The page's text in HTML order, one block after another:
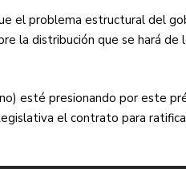
el problema estructural del
la distribución que se hará de
esté presionando por este
el contrato para